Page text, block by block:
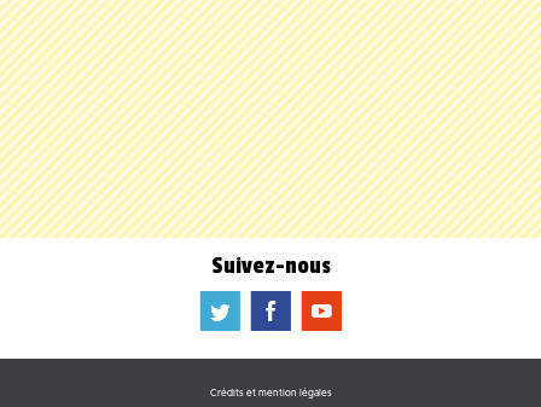
Suivez-nous
a b f
Crédits et mention légales